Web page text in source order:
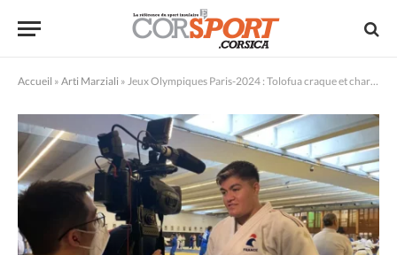
Accueil » Arti Marziali » Jeux Olympiques Paris-2024 : Tolofua craque et charge la Fédération de judo